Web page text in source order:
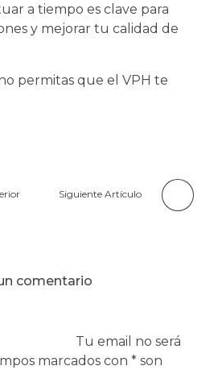
a tiempo es clave para
y mejorar tu calidad de
permitas que el VPH te
Siguiente Artículo